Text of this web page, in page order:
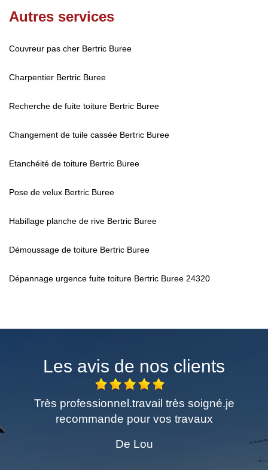
Autres services
Couvreur pas cher Bertric Buree
Charpentier Bertric Buree
Recherche de fuite toiture Bertric Buree
Changement de tuile cassée Bertric Buree
Etanchéité de toiture Bertric Buree
Pose de velux Bertric Buree
Habillage planche de rive Bertric Buree
Démoussage de toiture Bertric Buree
Dépannage urgence fuite toiture Bertric Buree 24320
Les avis de nos clients
Très professionnel.travail très soigné.je
recommande pour vos travaux
De Lou